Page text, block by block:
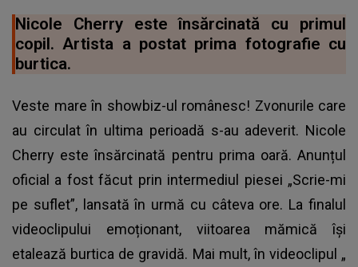
Nicole Cherry este însărcinată cu primul
copil. Artista a postat prima fotografie cu
burtica.
Veste mare în showbiz-ul românesc! Zvonurile care
au circulat în ultima perioadă s-au adeverit. Nicole
Cherry este însărcinată pentru prima oară. Anunțul
oficial a fost făcut prin intermediul piesei „Scrie-mi
pe suflet”, lansată în urmă cu câteva ore. La finalul
videoclipului emoționant, viitoarea mămică își
etalează burtica de gravidă. Mai mult, în videoclipul „